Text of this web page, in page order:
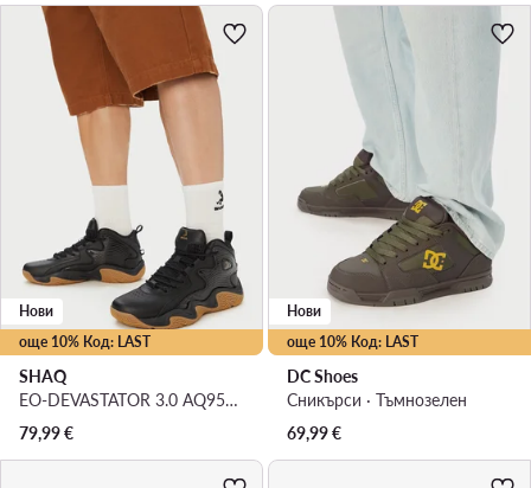
още 10% Код: LAST
Нови
SHAQ
EO-DEVASTATOR 3.0 AQ95078M-B · Обувки за баскетбол
79,99€
още 10% Код: LAST
Нови
DC Shoes
Сникърси · Тъмнозелен
69,99€